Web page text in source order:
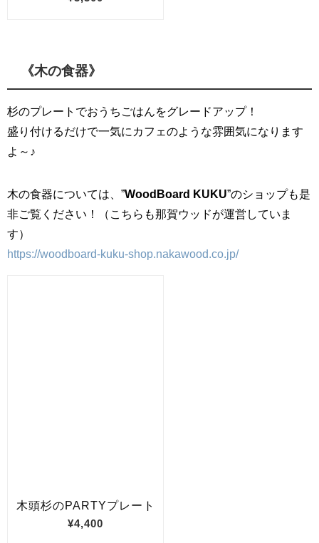
《木の食器》
杉のプレートでおうちごはんをグレードアップ！
盛り付けるだけで一気にカフェのような雰囲気になります
よ～♪
木の食器については、”WoodBoard KUKU”のショップも是
非ご覧ください！（こちらも那賀ウッドが運営していま
す）
https://woodboard-kuku-shop.nakawood.co.jp/